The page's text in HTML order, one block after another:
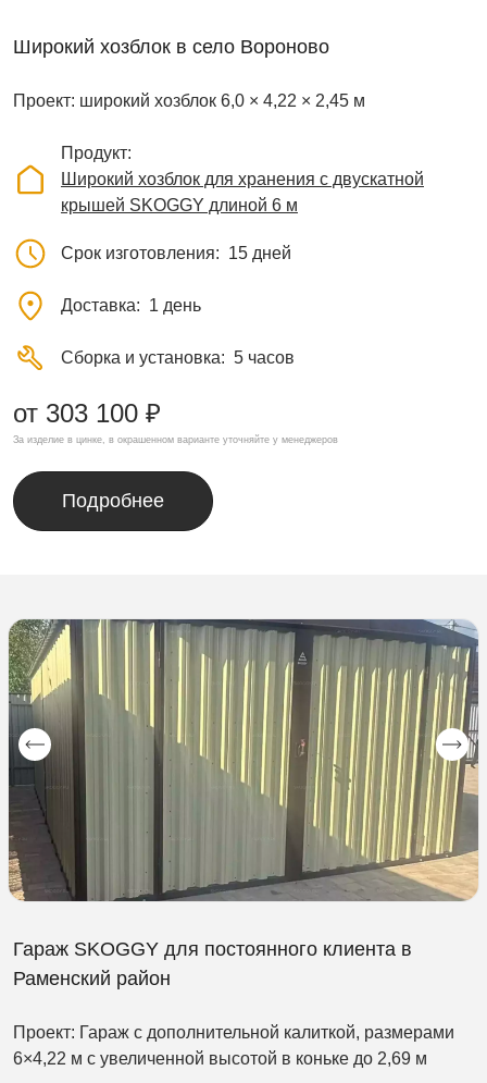
Широкий хозблок в село Вороново
Проект: широкий хозблок 6,0 × 4,22 × 2,45 м
Продукт
Широкий хозблок для хранения с двускатной
крышей SKOGGY длиной 6 м
Срок изготовления 15 дней
Доставка 1 день
Сборка и установка 5 часов
от 303 100 ₽
За изделие в цинке, в окрашенном варианте уточняйте у менеджеров
Подробнее
Гараж SKOGGY для постоянного клиента в
Раменский район
Проект: Гараж с дополнительной калиткой, размерами
6×4,22 м с увеличенной высотой в коньке до 2,69 м